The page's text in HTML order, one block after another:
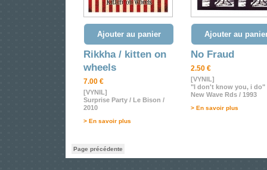
Ajouter au panier
Rikkha / kitten on
wheels
7.00 €
[VYNIL]
Surprise Party / Le Bison /
2010
> En savoir plus
Ajouter au
No Fraud
2.50 €
[VYNIL]
"I don't know you, i do"
New Wave Rds / 1993
> En savoir plus
Page précédente